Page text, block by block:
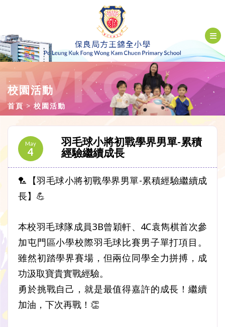
校園活動
首頁 校園活動
May
4
羽毛球小將初戰學界男單-累積
經驗繼續成長
🏸【羽毛球小將初戰學界男單-累積經驗繼續成
長】💪
本校羽毛球隊成員3B曾穎軒、4C袁雋棋首次參
加屯門區小學校際羽毛球比賽男子單打項目。
雖然初踏學界賽場，但兩位同學全力拼搏，成
功汲取寶貴實戰經驗。
勇於挑戰自己，就是最值得嘉許的成長！繼續
加油，下次再戰！👏